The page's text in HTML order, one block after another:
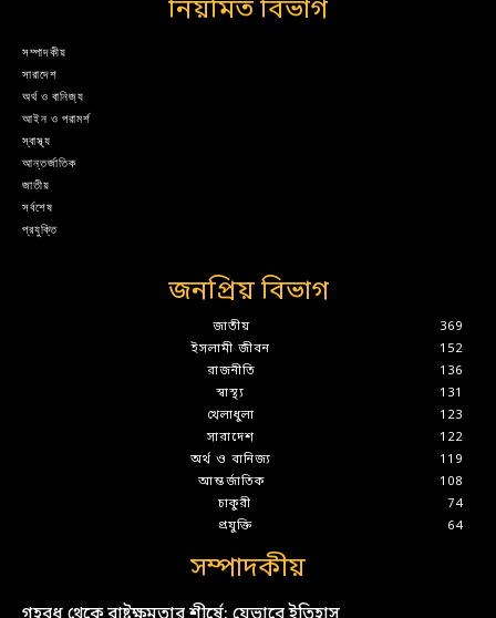
নিয়মিত বিভাগ
সম্পাদকীয়
সারাদেশ
অর্থ ও বানিজ্য
আইন ও পরামর্শ
স্বাস্থ্য
আন্তর্জাতিক
জাতীয়
সর্বশেষ
প্রযুক্তি
জনপ্রিয় বিভাগ
জাতীয়
369
ইসলামী জীবন
152
রাজনীতি
136
স্বাস্থ্য
131
খেলাধুলা
123
সারাদেশ
122
অর্থ ও বানিজ্য
119
আন্তর্জাতিক
108
চাকুরী
74
প্রযুক্তি
64
সম্পাদকীয়